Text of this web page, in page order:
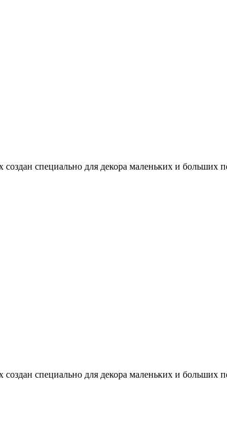
специально для декора маленьких и больших
специально для декора маленьких и больших